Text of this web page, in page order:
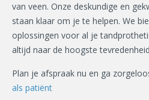
van veen. Onze deskundige en
staan klaar om je te helpen. We
oplossingen voor al je
altijd naar de hoogste
Plan je afspraak nu en ga
als patiënt